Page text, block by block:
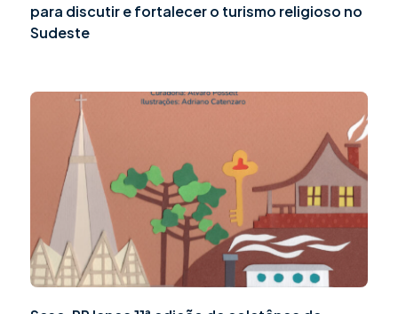
para discutir e fortalecer o turismo religioso no
Sudeste